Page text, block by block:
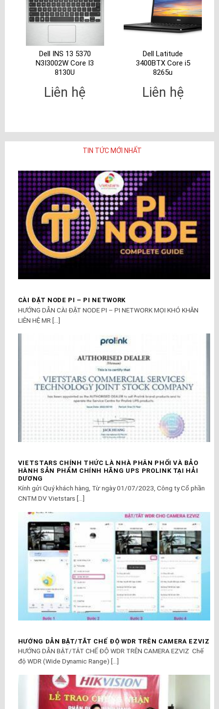
Dell INS 13 5370
N3I3002W Core I3
8130U
Liên hệ
Dell Latitude
3400BTX Core i5
8265u
Liên hệ
TIN TỨC MỚI NHẤT
CÀI ĐẶT NODE PI – PI NETWORK
HƯỚNG DẪN CÀI ĐẶT NODE PI – PI NETWORK MỌI KHÓ KHĂN
LIÊN HỆ MR [...]
VIETSTARS CHÍNH THỨC LÀ NHÀ PHÂN PHỐI VÀ BẢO
HÀNH SẢN PHẨM CHÍNH HÃNG UPS PROLINK TẠI HẢI
DƯƠNG
Kính gửi Quý khách hàng, Từ ngày 01/07/2023, Công ty Cổ phần
CNTM DV Vietstars [...]
HƯỚNG DẪN BẬT/TẮT CHẾ ĐỘ WDR TRÊN CAMERA EZVIZ
HƯỚNG DẪN BẬT/TẮT CHẾ ĐỘ WDR TRÊN CAMERA EZVIZ Chế
độ WDR (Wide Dynamic Range) [...]